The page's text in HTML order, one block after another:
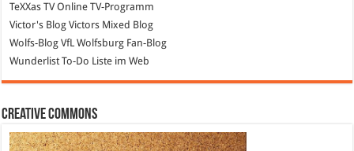
TeXXas TVOnline TV-Programm
Victor's Blog Victors Mixed Blog
Wolfs-Blog VfL Wolfsburg Fan-Blog
WunderlistTo-Do Liste im Web
Creative Commons